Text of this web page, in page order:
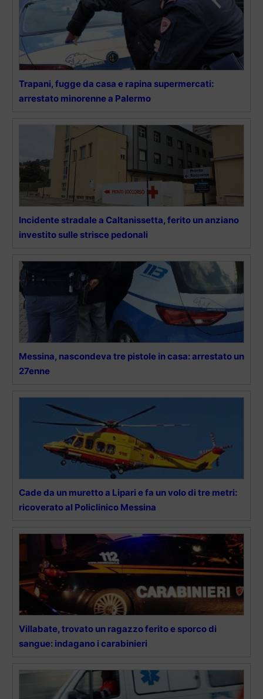
Trapani, fugge da casa e rapina supermercati:
arrestato minorenne a Palermo
Incidente stradale a Caltanissetta, ferito un anziano
investito sulle strisce pedonali
Messina, nascondeva tre pistole in casa: arrestato un
27enne
Cade da un muretto a Lipari e fa un volo di tre metri:
ricoverato al Policlinico Messina
Villabate, trovato un ragazzo ferito e sporco di
sangue: indagano i carabinieri